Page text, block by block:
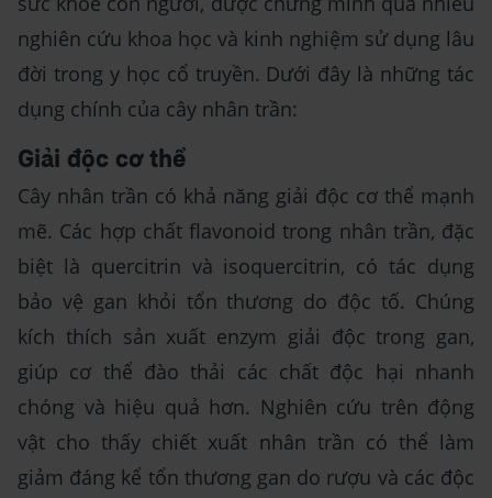
nghiên cứu khoa học và kinh nghiệm sử dụng lâu
đời trong y học cổ truyền. Dưới đây là những tác
dụng chính của cây nhân trần:
Giải độc cơ thể
Cây nhân trần có khả năng giải độc cơ thể mạnh
mẽ. Các hợp chất flavonoid trong nhân trần, đặc
biệt là quercitrin và isoquercitrin, có tác dụng
bảo vệ gan khỏi tổn thương do độc tố. Chúng
kích thích sản xuất enzym giải độc trong gan,
giúp cơ thể đào thải các chất độc hại nhanh
chóng và hiệu quả hơn. Nghiên cứu trên động
vật cho thấy chiết xuất nhân trần có thể làm
giảm đáng kể tổn thương gan do rượu và các độc